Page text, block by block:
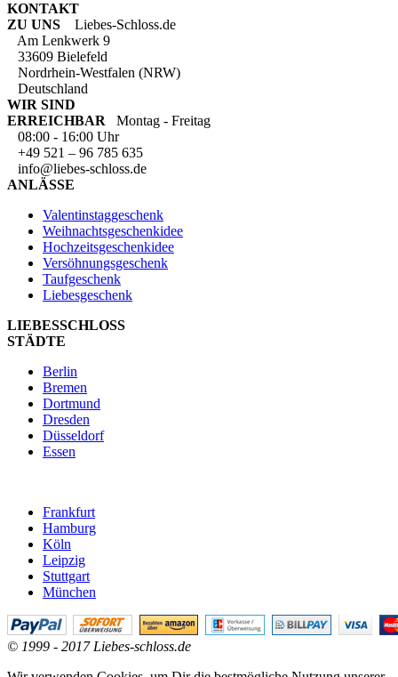
KONTAKT
ZU UNS
Liebes-Schloss.de
Am Lenkwerk 9
33609 Bielefeld
Nordrhein-Westfalen (NRW)
Deutschland
WIR SIND
ERREICHBAR
Montag - Freitag
08:00 - 16:00 Uhr
+49 521 – 96 785 635
info@liebes-schloss.de
ANLÄSSE
Valentinstaggeschenk
Weihnachtsgeschenkidee
Hochzeitsgeschenkidee
Versöhnungsgeschenk
Taufgeschenk
Liebesgeschenk
LIEBESSCHLOSS
STÄDTE
Berlin
Bremen
Dortmund
Dresden
Düsseldorf
Essen
Frankfurt
Hamburg
Köln
Leipzig
Stuttgart
München
© 1999 - 2017 Liebes-schloss.de